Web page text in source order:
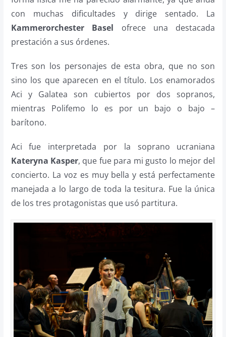
con muchas dificultades y dirige sentado. La
Kammerorchester Basel ofrece una destacada
prestación a sus órdenes.
Tres son los personajes de esta obra, que no son
sino los que aparecen en el título. Los enamorados
Aci y Galatea son cubiertos por dos sopranos,
mientras Polifemo lo es por un bajo o bajo –
barítono.
Aci fue interpretada por la soprano ucraniana
Kateryna Kasper, que fue para mi gusto lo mejor del
concierto. La voz es muy bella y está perfectamente
manejada a lo largo de toda la tesitura. Fue la única
de los tres protagonistas que usó partitura.